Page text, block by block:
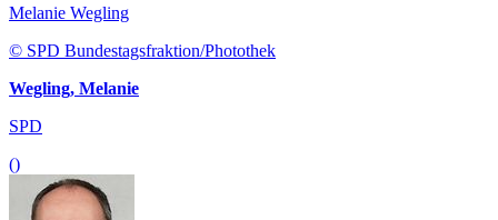
Melanie Wegling
© SPD Bundestagsfraktion/Photothek
Wegling, Melanie
SPD
()